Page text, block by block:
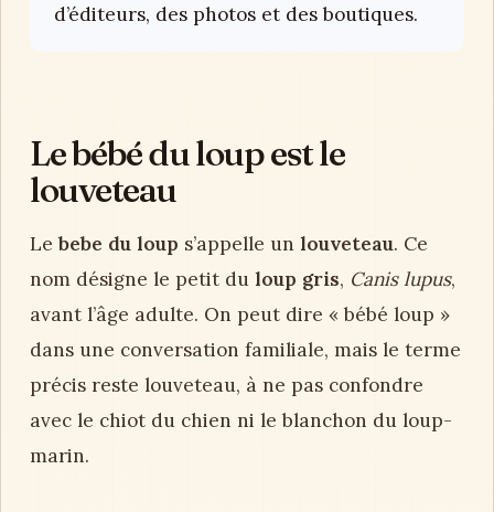
d’éditeurs, des photos et des boutiques.
Le bébé du loup est le
louveteau
Lebebe du loup s’appelle un louveteau. Ce
nom désigne le petit du loup gris, Canis lupus,
avant l’âge adulte. On peut dire « bébé loup »
dans une conversation familiale, mais le terme
précis reste louveteau, à ne pas confondre
avec le chiot du chien ni le blanchon du loup-
marin.